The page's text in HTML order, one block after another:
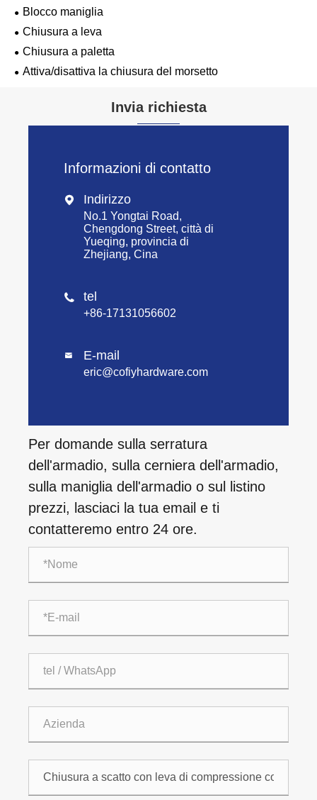
Blocco maniglia
Chiusura a leva
Chiusura a paletta
Attiva/disattiva la chiusura del morsetto
Invia richiesta
Informazioni di contatto
 Indirizzo
No.1 Yongtai Road,
Chengdong Street, città di
Yueqing, provincia di
Zhejiang, Cina
 tel
+86-17131056602
 E-mail
eric@cofiyhardware.com
Per domande sulla serratura
dell'armadio, sulla cerniera dell'armadio,
sulla maniglia dell'armadio o sul listino
prezzi, lasciaci la tua email e ti
contatteremo entro 24 ore.